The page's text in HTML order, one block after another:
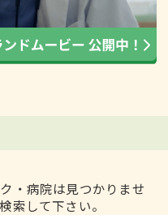
・病院は見つかりませ
索して下さい。